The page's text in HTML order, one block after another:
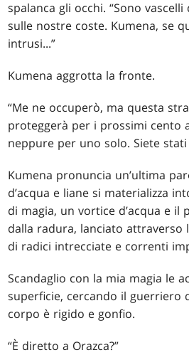
spalanca gli occhi. “Sono
sulle nostre coste. Kumena, se
intrusi...”
Kumena aggrotta la fronte.
“Me ne occuperò, ma questa
proteggerà per i prossimi cento
neppure per uno solo. Siete
Kumena pronuncia un’ultima
d’acqua e liane si materializza
di magia, un vortice d’acqua e il
dalla radura, lanciato attraverso
di radici intrecciate e correnti
Scandaglio con la mia magia le
superficie, cercando il guerriero
corpo è rigido e gonfio.
“È diretto a Orazca?”